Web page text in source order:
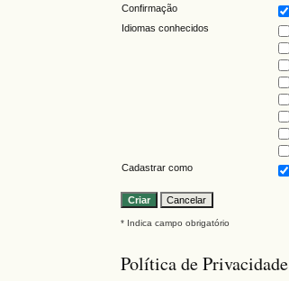
Confirmação
Idiomas conhecidos
Cadastrar como
* Indica campo obrigatório
Política de Privacidade